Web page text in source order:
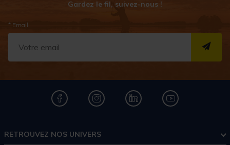
Gardez le fil, suivez-nous !
* Email
RETROUVEZ NOS UNIVERS